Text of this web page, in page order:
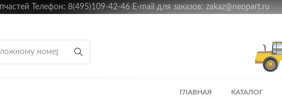
Телефон: 8(495)109-42-46 E-mail для заказов: zakaz@neopart.ru
ГЛАВНАЯ КАТАЛОГ